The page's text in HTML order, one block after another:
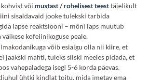
või mustast/rohelisest teesttäielikult
sisaldavaid jooke tulekski tarbida
lapse reaktsiooni – mõni laps muutub
väikese kofeiinikoguse peale.
võib esialgu olla nii kiire, et
jääkski mahti, tuleks siiski meeles pidada, et
vahepaladega isegi 5-6 korda päevas.
ühtki kindlat toitu, mida imetav ema